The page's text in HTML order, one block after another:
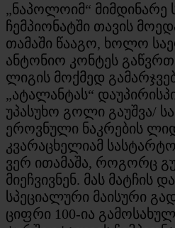
„ნაპოლოიმ“ მიმდინარე
ჩემპიონატში თავის
თამაში წააგო, ხოლო
ანტონიო კონტეს
ლიგის მოქმედ
„ატალანტას“
უპასუხო გოლი გაუშვა/
ეროვნული ნაკრების
კვარაცხელიამ
ვერ ითამაშა, როგორც
მიეჩვივნენ. მას მატჩის
სპეციალური მაისური
ციფრი 100-ია